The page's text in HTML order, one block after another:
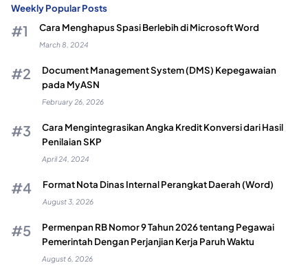
Weekly Popular Posts
Cara Menghapus Spasi Berlebih di Microsoft Word
March 8, 2024
Document Management System (DMS) Kepegawaian
pada MyASN
February 26, 2026
Cara Mengintegrasikan Angka Kredit Konversi dari Hasil
Penilaian SKP
April 24, 2024
Format Nota Dinas Internal Perangkat Daerah (Word)
August 3, 2026
Permenpan RB Nomor 9 Tahun 2026 tentang Pegawai
Pemerintah Dengan Perjanjian Kerja Paruh Waktu
August 6, 2026